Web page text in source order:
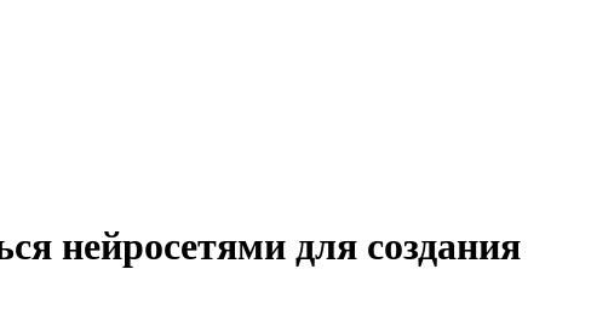
нейросетями для создания